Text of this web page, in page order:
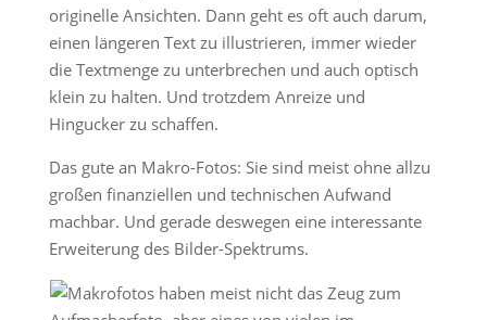
originelle Ansichten. Dann geht es oft auch darum,
einen längeren Text zu illustrieren, immer wieder
die Textmenge zu unterbrechen und auch optisch
klein zu halten. Und trotzdem Anreize und
Hingucker zu schaffen.
Das gute an Makro-Fotos: Sie sind meist ohne allzu
großen finanziellen und technischen Aufwand
machbar. Und gerade deswegen eine interessante
Erweiterung des Bilder-Spektrums.